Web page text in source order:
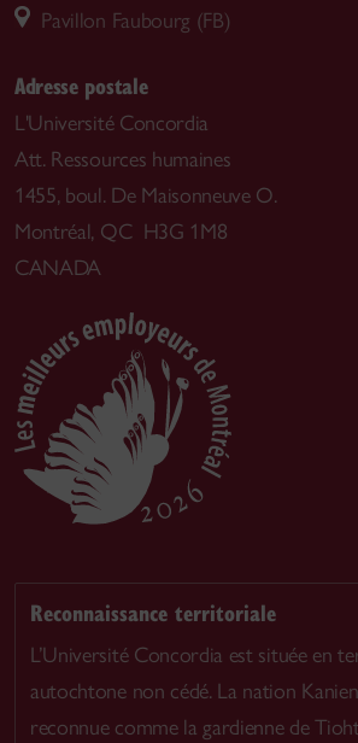
Pavillon Faubourg (FB)
Adresse postale
L'Université Concordia
Att. Ressources humaines
1455, boul. De Maisonneuve O.
Montréal, QC H3G 1M8
CANADA
Reconnaissance territoriale
L’Université Concordia est située en
autochtone non cédé. La nation
reconnue comme la gardienne de